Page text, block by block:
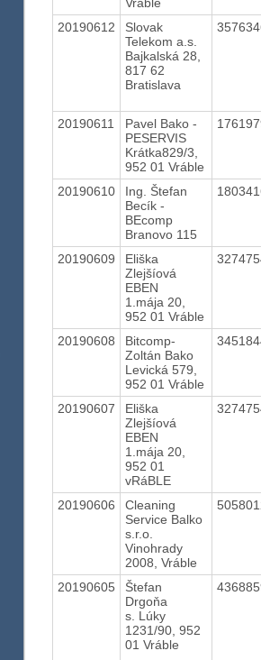
20190612
Slovak
Telekom a.s.
Bajkalská 28,
817 62
Bratislava
20190611
Pavel Bako -
PESERVIS
Krátka829/3,
952 01 Vráble
20190610
Ing. Štefan
Becík -
BEcomp
Branovo 115
20190609
Eliška
Zlejšíová
EBEN
1.mája 20,
952 01 Vráble
20190608
Bitcomp-
Zoltán Bako
Levická 579,
952 01 Vráble
20190607
Eliška
Zlejšíová
EBEN
1.mája 20,
952 01
vRáBLE
20190606
Cleaning
Service Balko
s.r.o.
Vinohrady
2008, Vráble
20190605
Štefan
Drgoňa
s. Lúky
1231/90, 952
01 Vráble